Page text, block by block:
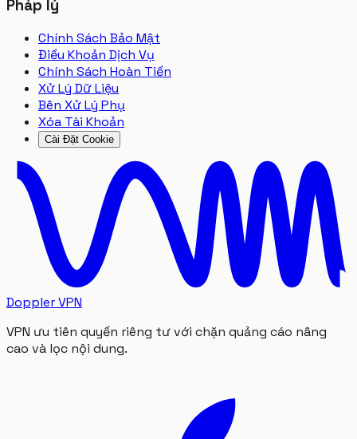
Pháp lý
Chính Sách Bảo Mật
Điều Khoản Dịch Vụ
Chính Sách Hoàn Tiền
Xử Lý Dữ Liệu
Bên Xử Lý Phụ
Xóa Tài Khoản
Cài Đặt Cookie
Doppler VPN
VPN ưu tiên quyền riêng tư với chặn quảng cáo nâng
cao và lọc nội dung.